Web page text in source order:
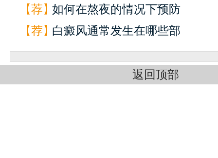
【荐】如何在熬夜的情况下预防
【荐】白癜风通常发生在哪些部
返回顶部